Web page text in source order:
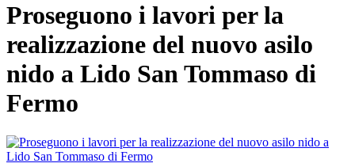
Proseguono i lavori per la
realizzazione del nuovo asilo
nido a Lido San Tommaso di
Fermo